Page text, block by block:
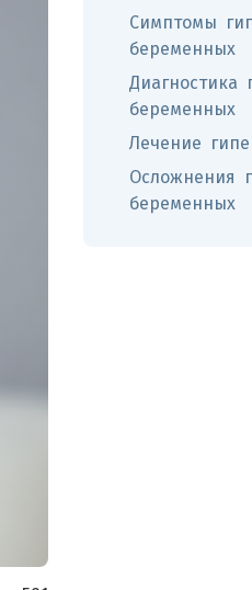
Симптомы
беременных
Диагностика
беременных
Лечение
Осложнения
беременных